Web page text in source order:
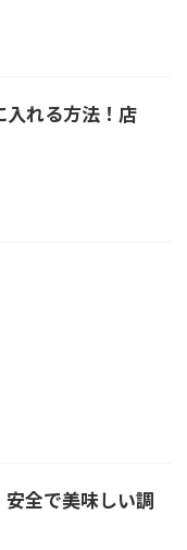
入れる方法！店
全で美味しい調